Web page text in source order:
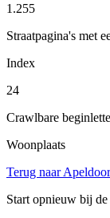
1.255
Straatpagina's met
Index
24
Crawlbare
Woonplaats
Terug naar
Start opnieuw bij de